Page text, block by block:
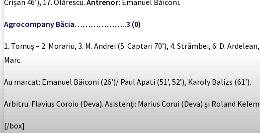
Agrocompany Băcia………………..3 (0)
1. Tomuș – 2. Morariu, 3. M. Andrei (5. Captari 70’), 4. Strâmbei, 6. D.
Marc.
Au marcat: Emanuel Băiconi (26’)/ Paul Apati (51’, 52’), Karoly Balizs (61′).
Arbitru: Flavius Coroiu (Deva). Asistenţi: Marius Corui (Deva) şi Roland
[/box]